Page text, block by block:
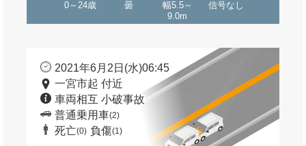
0～24歳 曇
幅5.5～
9.0m
信号なし
2021年6月2日(水)06:45
一宮市起 付近
車両相互 小破事故
普通乗用車(2)
死亡(0) 負傷(1)